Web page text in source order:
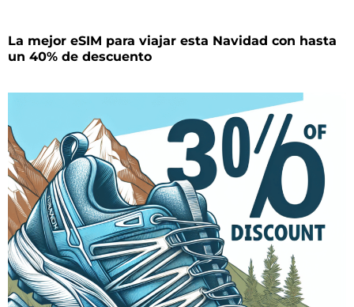
La mejor eSIM para viajar esta Navidad con hasta
un 40% de descuento